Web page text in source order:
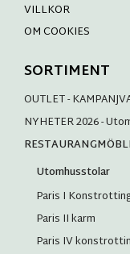
VILLKOR
OM COOKIES
SORTIMENT
OUTLET -
NYHETER 2026 -
Utomhusstolar
Paris I
Paris II karm
Paris IV